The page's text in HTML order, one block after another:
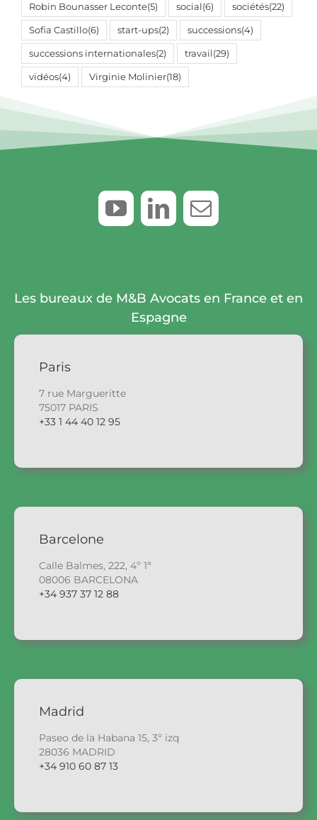
Robin Bounasser Leconte(5) social(6) sociétés(22)
Sofia Castillo(6) start-ups(2) successions(4)
successions internationales(2) travail(29)
vidéos(4) Virginie Molinier(18)
Les bureaux de M&B Avocats en France et en
Espagne
Paris
7 rue Margueritte
75017 PARIS
+33 1 44 40 12 95
Barcelone
Calle Balmes, 222, 4º 1ª
08006 BARCELONA
+34 937 37 12 88
Madrid
Paseo de la Habana 15, 3º izq
28036 MADRID
+34 910 60 87 13